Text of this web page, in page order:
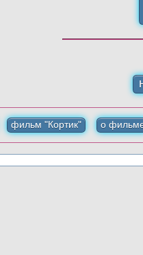
фильм "Кортик" о